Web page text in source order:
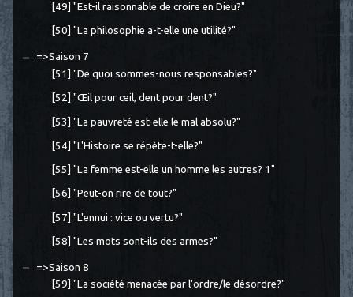
[49] "Est-il raisonnable de croire en Dieu?"
[50] "La philosophie a-t-elle une utilité?"
=>Saison 7
[51] "De quoi sommes-nous responsables?"
[52] "Œil pour œil, dent pour dent?"
[53] "La pauvreté est-elle le mal absolu?"
[54] "L'Histoire se répète-t-elle?"
[55] "La femme est-elle un homme les autres? 1"
[56] "Peut-on rire de tout?"
[57] "L'ennui : vice ou vertu?"
[58] "Les mots sont-ils des armes?"
=>Saison 8
[59] "La société menacée par l'ordre/le désordre?"